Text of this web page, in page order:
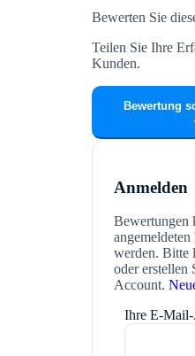
Bewerten Sie
Teilen Sie Ihre
Kunden.
Bewertung
Anmelden
Bewertungen
werden. Bitte
oder erstellen
Account.
Ihre E-Mail-